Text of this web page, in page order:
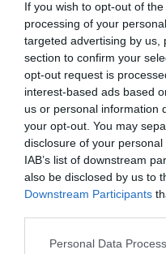
If you wish to opt-out of
processing of your
targeted advertising by us,
section to confirm your
opt-out request is
interest-based ads based
us or personal information
your opt-out. You may
disclosure of your
IAB’s list of downstream
also be disclosed by us to
Downstream Participants
Personal Data
ΘΕΑΤΡΟ - ΧΟΡΟΣ / ΝΕΑ
Ο Τυχαίος
Θάνατος ενός
Αναρχικού, σε
σκηνοθεσία
Γιάννη Κακλέα
για τρίτη χρονιά
στο Θέατρο